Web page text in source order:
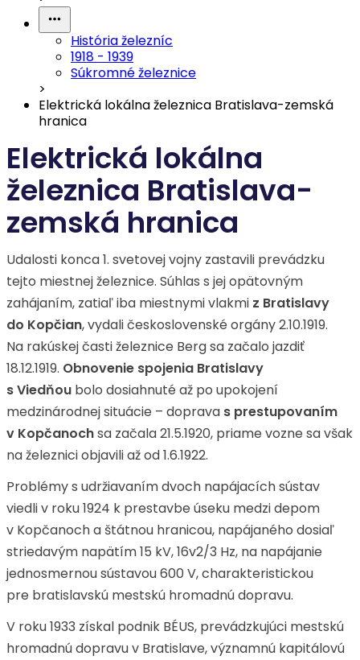
História železníc
1918 - 1939
Súkromné železnice
>
Elektrická lokálna železnica Bratislava-zemská
hranica
Elektrická lokálna
železnica Bratislava-
zemská hranica
Udalosti konca 1. svetovej vojny zastavili prevádzku
tejto miestnej železnice. Súhlas s jej opätovným
zahájaním, zatiaľ iba miestnymi vlakmi z Bratislavy
do Kopčian, vydali československé orgány 2.10.1919.
Na rakúskej časti železnice Berg sa začalo jazdiť
18.12.1919. Obnovenie spojenia Bratislavy
s Viedňou bolo dosiahnuté až po upokojení
medzinárodnej situácie – doprava s prestupovaním
v Kopčanochsa začala 21.5.1920, priame vozne sa však
na železnici objavili až od 1.6.1922.
Problémy s udržiavaním dvoch napájacích sústav
viedli v roku 1924 k prestavbe úseku medzi depom
v Kopčanoch a štátnou hranicou, napájaného dosiaľ
striedavým napätím 15 kV, 16v2/3 Hz, na napájanie
jednosmernou sústavou 600 V, charakteristickou
pre bratislavskú mestskú hromadnú dopravu.
V roku 1933 získal podnik BÉUS, prevádzkujúci mestskú
hromadnú dopravu v Bratislave, významnú kapitálovú